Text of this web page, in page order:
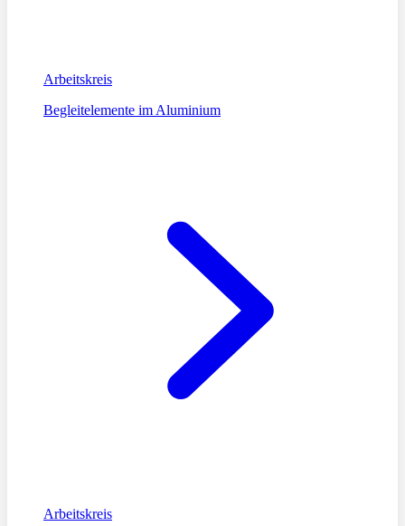
Arbeitskreis
Begleitelemente im Aluminium
Arbeitskreis